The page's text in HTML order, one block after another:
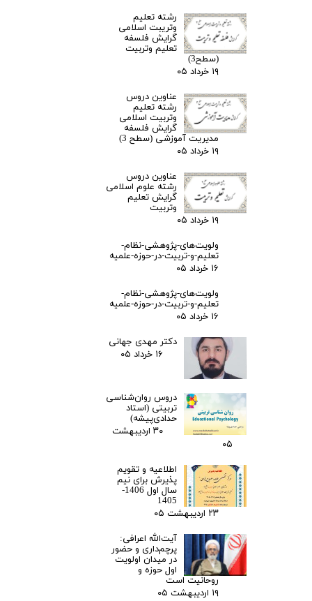
رشته تعلیم
وتریبت اسلامی
گرایش فلسفه
تعلیم وتربیت
(سطح3)
۱۹ خرداد ۰۵
عناوین دروس
رشته تعلیم
وتربیت اسلامی
گرایش فلسفه
مدیریت آموزشی (سطح 3)
۱۹ خرداد ۰۵
عناوین دروس
رشته علوم اسلامی
گرایش تعلیم
وتربیت
۱۹ خرداد ۰۵
ولویت‌های-پژوهشی-نظام-
تعلیم-و-تربیت-در-حوزه-علمیه
۱۶ خرداد ۰۵
ولویت‌های-پژوهشی-نظام-
تعلیم-و-تربیت-در-حوزه-علمیه
۱۶ خرداد ۰۵
دکتر مهدی جهانی
۱۶ خرداد ۰۵
دروس روان‌شناسی
تربیتی (استاد
حدادی‌پیشه)
۳۰ اردیبهشت
۰۵
اطلاعیه و تقویم
پذیرش برای نیم
سال اول 1406-
1405
۲۳ اردیبهشت ۰۵
آیت‌الله اعرافی:
پرچم‌داری و حضور
در میدان‌ اولویت
اول حوزه و
روحانیت است
۱۹ اردیبهشت ۰۵